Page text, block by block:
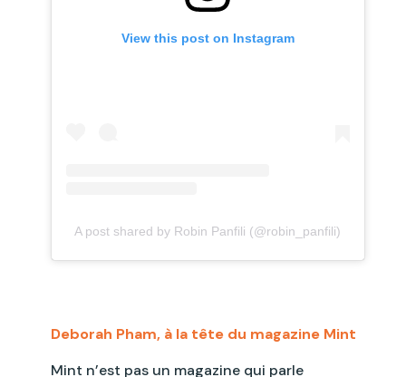
View this post on Instagram
A post shared by Robin Panfili (@robin_panfili)
Deborah Pham, à la tête du magazine Mint
Mint n’est pas un magazine qui parle